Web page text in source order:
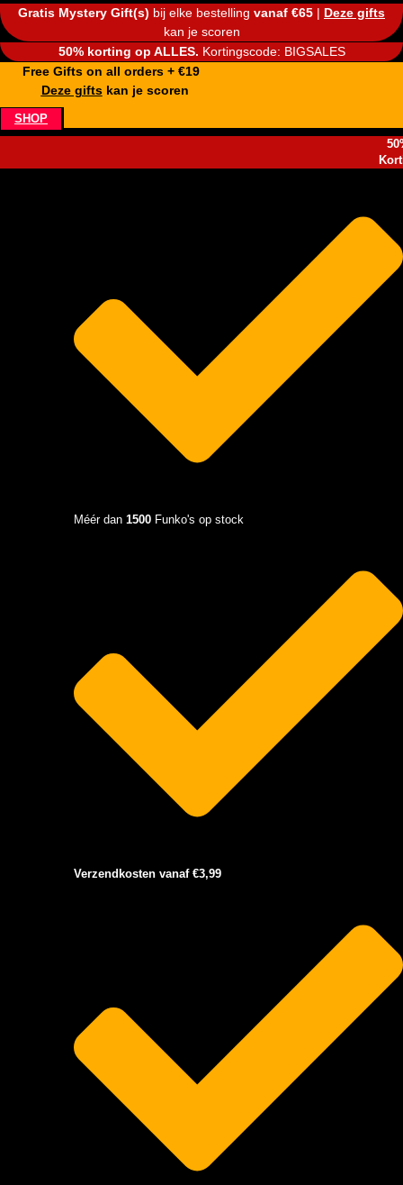
Gratis Mystery Gift(s) bij elke bestelling vanaf €65 | Deze gifts
kan je scoren
50% korting op ALLES. Kortingscode: BIGSALES
Free Gifts on all orders + €19
Deze giftskan je scoren
SHOP
Méér dan 1500 Funko's op stock
Verzendkosten vanaf €3,99